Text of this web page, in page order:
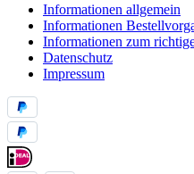
Informationen allgemein
Informationen
Informationen zum
Datenschutz
Impressum